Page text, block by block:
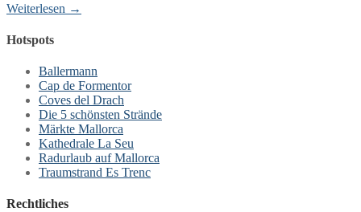
Weiterlesen →
Hotspots
Ballermann
Cap de Formentor
Coves del Drach
Die 5 schönsten Strände
Märkte Mallorca
Kathedrale La Seu
Radurlaub auf Mallorca
Traumstrand Es Trenc
Rechtliches